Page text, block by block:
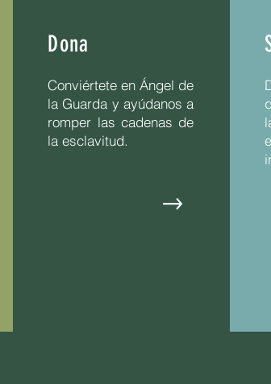
Dona
Conviértete en Ángel de
la Guarda y ayúdanos a
romper las cadenas de
la esclavitud.